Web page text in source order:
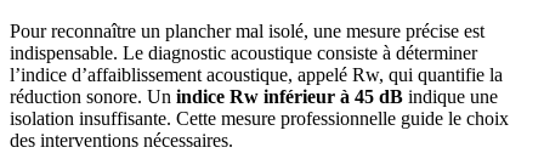
Pour reconnaître un plancher mal isolé, une mesure précise est
indispensable. Le diagnostic acoustique consiste à déterminer
l’indice d’affaiblissement acoustique, appelé Rw, qui quantifie la
réduction sonore. Un indice Rw inférieur à 45 dB indique une
isolation insuffisante. Cette mesure professionnelle guide le choix
des interventions nécessaires.